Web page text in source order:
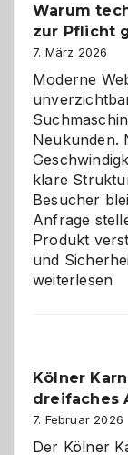
den
Warum
zur Pflicht
7. März 2026
Moderne
Neukunden.
klare
Besucher
Anfrage
Produkt
und
weiterlesen
Kölner
dreifaches
7. Februar 2026
Der Kölner